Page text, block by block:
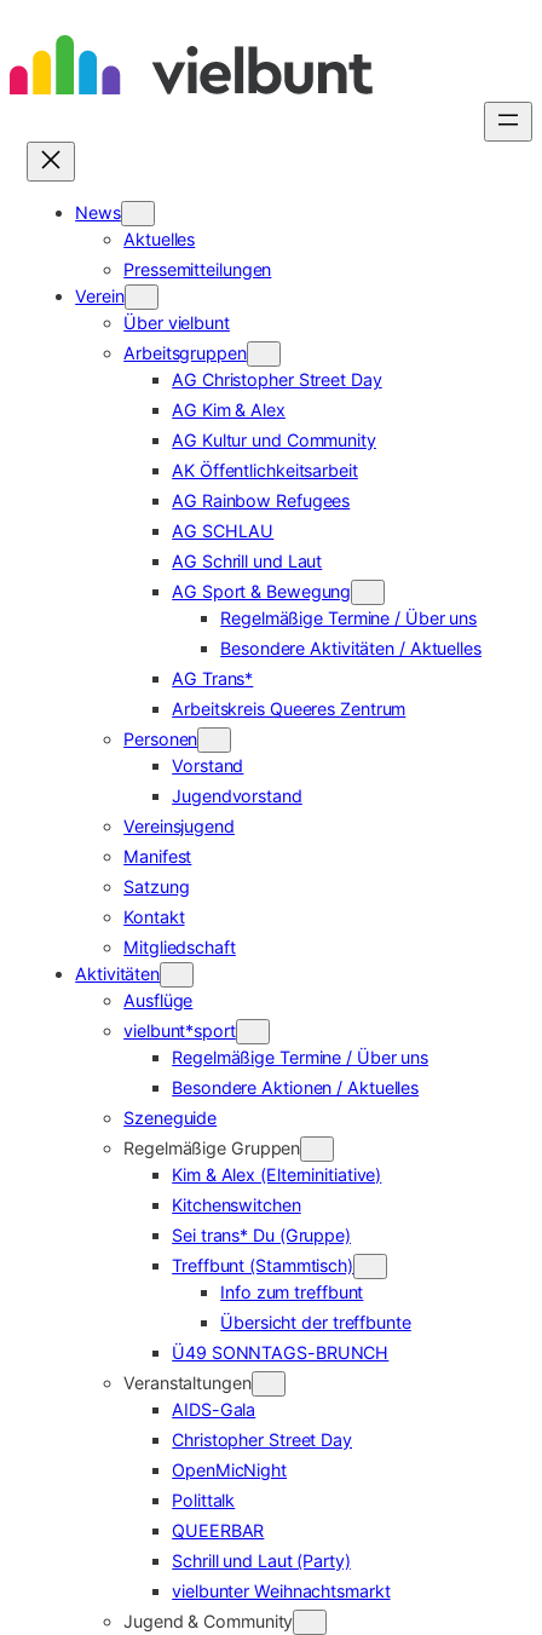
Inhalt
springen
News
Aktuelles
Pressemitteilungen
Verein
Über vielbunt
Arbeitsgruppen
AG Christopher Street Day
AG Kim & Alex
AG Kultur und Community
AK Öffentlichkeitsarbeit
AG Rainbow Refugees
AG SCHLAU
AG Schrill und Laut
AG Sport & Bewegung
Regelmäßige Termine / Über uns
Besondere Aktivitäten / Aktuelles
AG Trans*
Arbeitskreis Queeres Zentrum
Personen
Vorstand
Jugendvorstand
Vereinsjugend
Manifest
Satzung
Kontakt
Mitgliedschaft
Aktivitäten
Ausflüge
vielbunt*sport
Regelmäßige Termine / Über uns
Besondere Aktionen / Aktuelles
Szeneguide
Regelmäßige Gruppen
Kim & Alex (Elterninitiative)
Kitchenswitchen
Sei trans* Du (Gruppe)
Treffbunt (Stammtisch)
Info zum treffbunt
Übersicht der treffbunte
Ü49 SONNTAGS-BRUNCH
Veranstaltungen
AIDS-Gala
Christopher Street Day
OpenMicNight
Polittalk
QUEERBAR
Schrill und Laut (Party)
vielbunter Weihnachtsmarkt
Jugend & Community